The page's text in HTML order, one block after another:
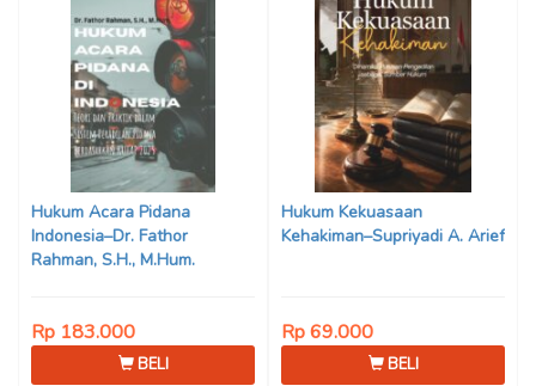
Hukum Acara Pidana
Indonesia–Dr. Fathor
Rahman, S.H., M.Hum.
Rp 183.000
BELI
Hukum Kekuasaan
Kehakiman–Supriyadi A. Arief
Rp 69.000
BELI